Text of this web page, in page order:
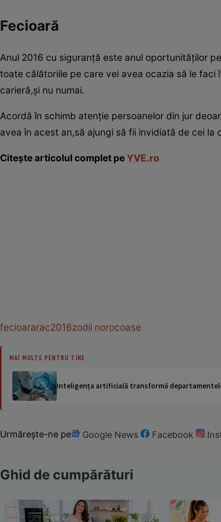
Fecioară
Anul 2016 cu siguranţă este anul oportunităţilor
toate călătoriile pe care vei avea ocazia să le
carieră,şi nu numai.
Acordă în schimb atenţie persoanelor din jur
avea în acest an,să ajungi să fii invidiată de cei la
Citeşte articolul complet peYVE.ro
fecioararac2016zodii norocoase
MAI MULTE PENTRU TINE
Inteligența artificială transformă
Urmărește-ne pe Google News Facebook
Ghid de cumpărături